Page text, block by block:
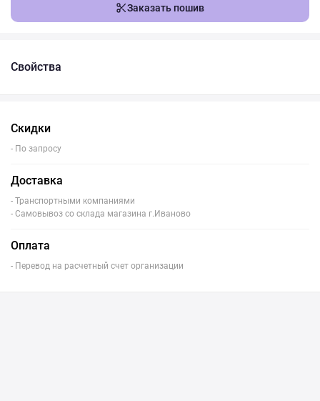
Заказать пошив
Свойства
Скидки
- По запросу
Доставка
- Транспортными компаниями
- Самовывоз со склада магазина г.Иваново
Оплата
- Перевод на расчетный счет организации